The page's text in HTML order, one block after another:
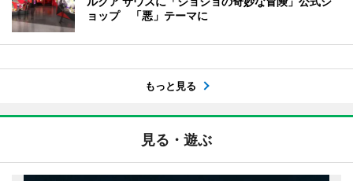
ョップ 「悪」テーマに
もっと見る
見る・遊ぶ